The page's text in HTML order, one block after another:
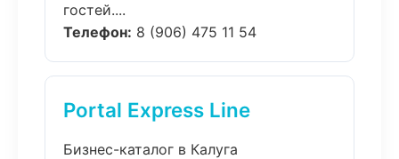
гостей....
Телефон: 8 (906) 475 11 54
Portal Express Line
Бизнес-каталог в Калуга